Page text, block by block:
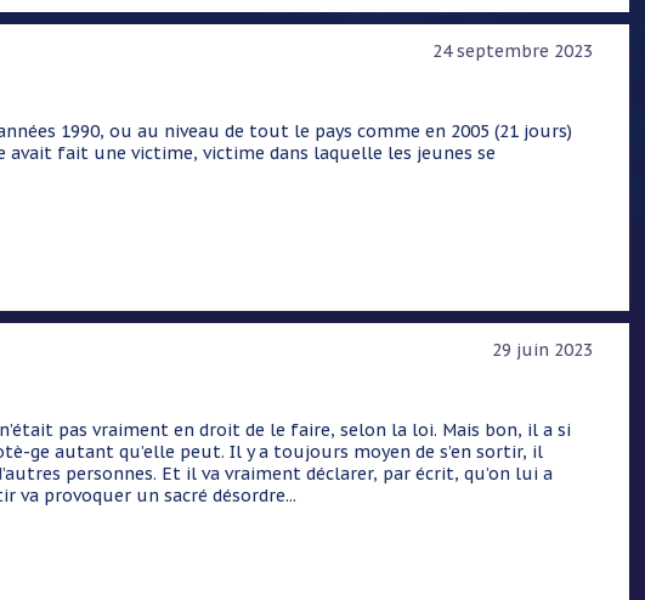
24 septembre 2023
1990, ou au niveau de tout le pays comme en 2005 (21 jours)
fait une victime, victime dans laquelle les jeunes se
29 juin 2023
pas vraiment en droit de le faire, selon la loi. Mais bon, il a si
ge autant qu’elle peut. Il y a toujours moyen de s’en sortir, il
personnes. Et il va vraiment déclarer, par écrit, qu’on lui a
va provoquer un sacré désordre...